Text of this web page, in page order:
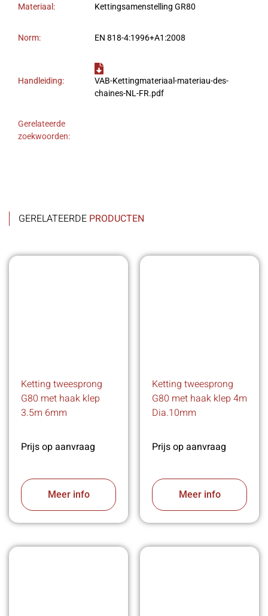
Materiaal: Kettingsamenstelling GR80
Norm: EN 818-4:1996+A1:2008
Handleiding:
VAB-Kettingmateriaal-materiau-des-
chaines-NL-FR.pdf
Gerelateerde
zoekwoorden:
GERELATEERDE PRODUCTEN
Ketting tweesprong
G80 met haak klep
3.5m 6mm
Prijs op aanvraag
Meer info
Ketting tweesprong
G80 met haak klep 4m
Dia.10mm
Prijs op aanvraag
Meer info